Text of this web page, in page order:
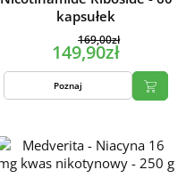
kapsułek
169,00zł
149,90zł
Poznaj